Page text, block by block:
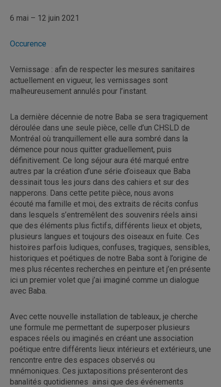
6 mai – 12 juin 2021
Occurence
Vernissage : afin de respecter les mesures sanitaires
actuellement en vigueur, les vernissages sont
malheureusement annulés pour l’instant.
La dernière décennie de notre Baba se sera tragiquement
déroulée dans une seule pièce, celle d’un CHSLD de
Montréal où tranquillement elle aura sombré dans la
démence pour nous quitter graduellement, puis
définitivement. Ce long séjour aura été marqué entre
autres par la création d’une série d’oiseaux que Baba
dessinait tous les jours dans des cahiers et sur des
napperons. Dans cette petite pièce, nous avons
écouté ma famille et moi, des extraits de récits confus
dans lesquels s’entremêlent des souvenirs réels ainsi
que des éléments plus fictifs, différents lieux et objets,
plusieurs langues et toujours des oiseaux en fuite. Ces
histoires parfois ludiques, confuses, tragiques, sensibles,
historiques et poétiques de notre Baba sont à l’origine de
mes plus récentes recherches en peinture et j’en présente
ici un premier volet que j’ai imaginé comme un dialogue
avec Baba.
Avec cette nouvelle installation de tableaux, je cherche
une formule me permettant de superposer plusieurs
espaces réels ou imaginés en créant une association
poétique entre différents lieux intérieurs et extérieurs, une
rencontre entre des espaces observés ou
mnémoniques. Ces juxtapositions présenteront des
banalités quotidiennes ainsi que des événements